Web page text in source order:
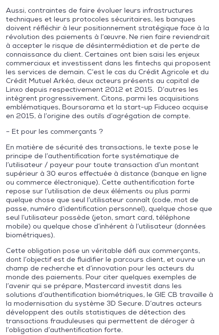
Aussi, contraintes de faire évoluer leurs infrastructures
techniques et leurs protocoles sécuritaires, les banques
doivent réfléchir à leur positionnement stratégique face à la
révolution des paiements à l’œuvre. Ne rien faire reviendrait
à accepter le risque de désintermédiation et de perte de
connaissance du client. Certaines ont bien saisi les enjeux
commerciaux et investissent dans les fintechs qui proposent
les services de demain. C’est le cas du Crédit Agricole et du
Crédit Mutuel Arkéa, deux acteurs présents au capital de
Linxo depuis respectivement 2012 et 2015. D’autres les
intègrent progressivement. Citons, parmi les acquisitions
emblématiques, Boursorama et la start-up Fiduceo acquise
en 2015, à l’origine des outils d’agrégation de compte.
– Et pour les commerçants ?
En matière de sécurité des transactions, le texte pose le
principe de l’authentification forte systématique de
l’utilisateur / payeur pour toute transaction d’un montant
supérieur à 30 euros effectuée à distance (banque en ligne
ou commerce électronique). Cette authentification forte
repose sur l’utilisation de deux éléments ou plus parmi
quelque chose que seul l’utilisateur connaît (code, mot de
passe, numéro d’identification personnel), quelque chose que
seul l’utilisateur possède (jeton, smart card, téléphone
mobile) ou quelque chose d’inhérent à l’utilisateur (données
biométriques).
Cette obligation pose un véritable défi aux commerçants,
dont l’objectif est de fluidifier le parcours client, et ouvre un
champ de recherche et d’innovation pour les acteurs du
monde des paiements. Pour citer quelques exemples de
l’avenir qui se prépare, Mastercard investit dans les
solutions d’authentification biométriques, le GIE CB travaille à
la modernisation du système 3D Secure. D’autres acteurs
développent des outils statistiques de détection des
transactions frauduleuses qui permettent de déroger à
l’obligation d’authentification forte.